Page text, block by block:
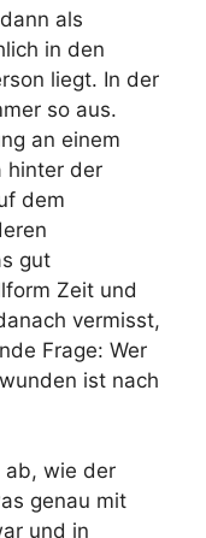
als
in den
liegt. In der
so aus.
an einem
hinter der
dem
gut
Zeit und
vermisst,
Frage: Wer
ist nach
ab, wie der
genau mit
und in